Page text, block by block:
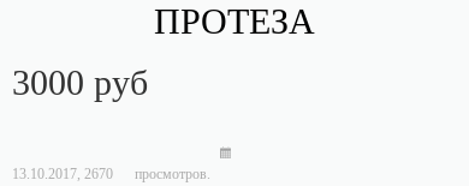
ПРОТЕЗА
3000 руб
13.10.2017, 2670 просмотров.